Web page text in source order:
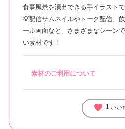
食事風景を演出できる手イラストで
💡配信サムネイルやトーク配信、
ール画面など、さまざまなシーン
い素材です！
素材のご利用について
favorite 1 いい